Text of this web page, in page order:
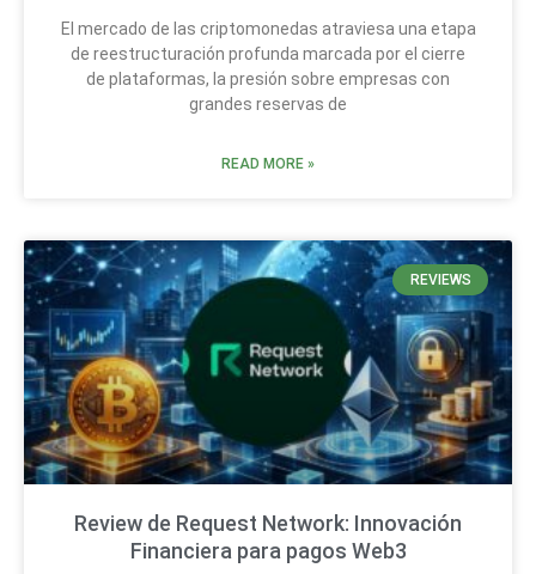
El mercado de las criptomonedas atraviesa una etapa
de reestructuración profunda marcada por el cierre
de plataformas, la presión sobre empresas con
grandes reservas de
READ MORE »
REVIEWS
Review de Request Network: Innovación
Financiera para pagos Web3